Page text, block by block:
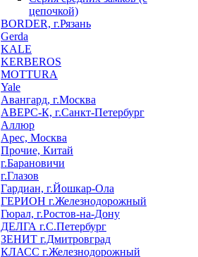
цепочкой)
BORDER, г.Рязань
Gerda
KALE
KERBEROS
MOTTURA
Yale
Авангард, г.Москва
АВЕРС-К, г.Санкт-Петербург
Аллюр
Арес, Москва
Прочие, Китай
г.Барановичи
г.Глазов
Гардиан, г.Йошкар-Ола
ГЕРИОН г.Железнодорожный
Гюрал, г.Ростов-на-Дону
ДЕЛГА г.С.Петербург
ЗЕНИТ г.Дмитровград
КЛАСС г.Железнодорожный